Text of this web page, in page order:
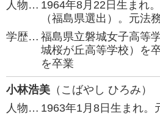
人物… 1964年8月22日生まれ
（福島県選出）。元法
学歴… 福島県立磐城女子高等
城桜が丘高等学校）を
を卒業
小林浩美 （こばやし ひろみ）
人物… 1963年1月8日生まれ。